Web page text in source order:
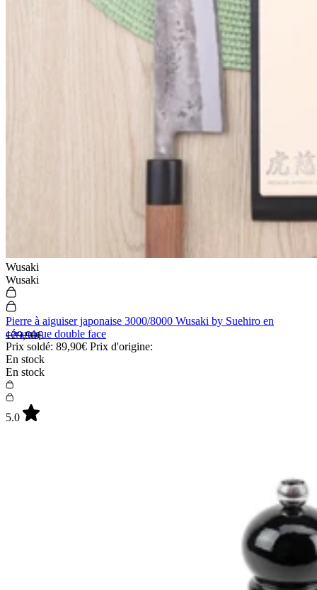
Wusaki
Wusaki
Pierre à aiguiser japonaise 3000/8000 Wusaki by Suehiro en
céramique double face
Prix soldé: 89,90€ Prix d'origine:
129,90€
En stock
En stock
5.0